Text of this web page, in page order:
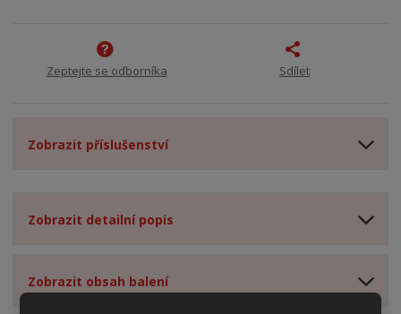
Zeptejte se odborníka Sdílet
Zobrazit příslušenství
Zobrazit detailní popis
Zobrazit obsah balení